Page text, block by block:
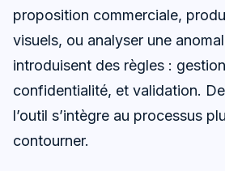
proposition commerciale,
visuels, ou analyser une
introduisent des règles :
confidentialité, et validation.
l’outil s’intègre au processus
contourner.